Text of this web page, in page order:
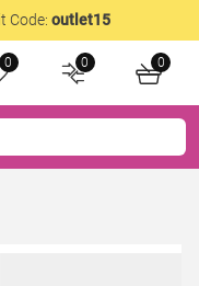
Code: outlet15
0 0 0